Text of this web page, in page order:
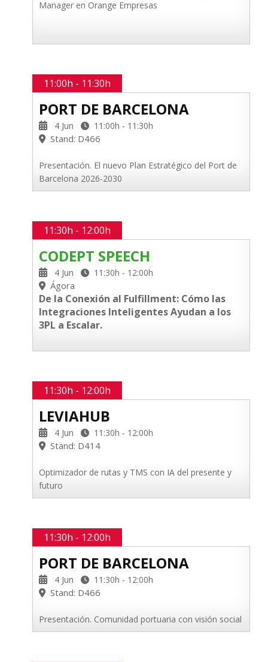
Manager en Orange Empresas
11:00h - 11:30h
PORT DE BARCELONA
4 Jun 11:00h - 11:30h
Stand: D466
Presentación. El nuevo Plan Estratégico del Port de
Barcelona 2026-2030
11:30h - 12:00h
CODEPT SPEECH
4 Jun 11:30h - 12:00h
Ágora
De la Conexión al Fulfillment: Cómo las
Integraciones Inteligentes Ayudan a los
3PL a Escalar.
11:30h - 12:00h
LEVIAHUB
4 Jun 11:30h - 12:00h
Stand: D414
Optimizador de rutas y TMS con IA del presente y
futuro
11:30h - 12:00h
PORT DE BARCELONA
4 Jun 11:30h - 12:00h
Stand: D466
Presentación. Comunidad portuaria con visión social